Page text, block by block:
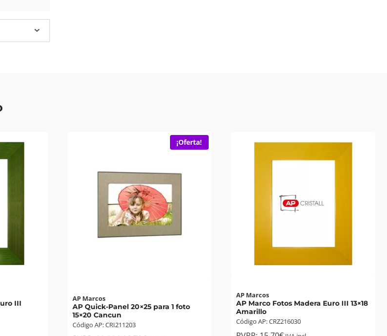
III
¡Oferta!
AP Marcos
AP Quick-Panel 20×25 para 1 foto
15×20 Cancun
Código AP: CRI211203
AP Marcos
AP Marco Fotos Madera Euro III 13×18
Amarillo
Código AP: CRZ216030